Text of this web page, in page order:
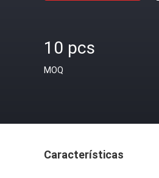
10 pcs
MOQ
Características